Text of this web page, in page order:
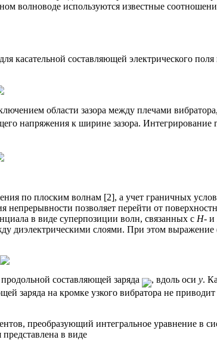
волноводе используются известные
касательной составляющей электрического
области зазора между плечами
напряжения к ширине зазора. Интегрирование
по плоским волнам [2], а учет граничных
позволяет перейти от
в виде суперпозиции волн, связанных с H- и
диэлектрическими слоями. При этом выражение
составляющей заряда , вдоль оси у.
заряда на кромке узкого вибратора не
преобразующий интегральное уравнение в
в виде